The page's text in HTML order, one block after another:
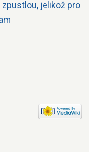
zpustlou, jelikož pro